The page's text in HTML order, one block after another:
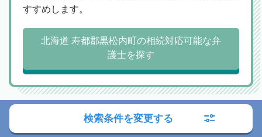
すすめします。
北海道 寿都郡黒松内町の相続対応可能な弁
護士を探す
相続税の申告や、
検索条件を変更する